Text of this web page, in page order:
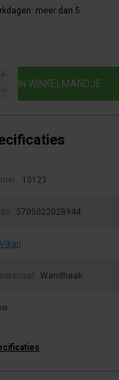
meer dan 5
i
h
10123
5705022028944
Vikan
Wandhaak